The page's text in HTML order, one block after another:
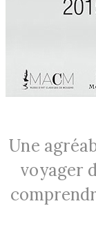
Une
voyager